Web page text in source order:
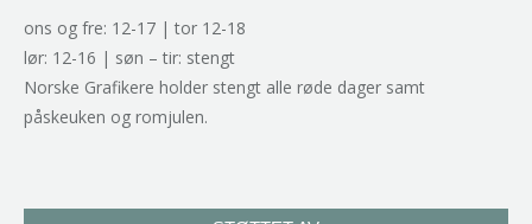
ons og fre: 12-17 | tor 12-18
lør: 12-16 | søn – tir: stengt
Norske Grafikere holder stengt alle røde dager samt
påskeuken og romjulen.